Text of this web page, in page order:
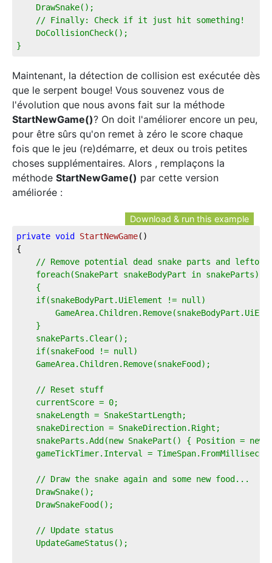
DrawSnake();
// Finally: Check if it just hit something!
DoCollisionCheck();
}
Maintenant, la détection de collision est exécutée dès
que le serpent bouge! Vous souvenez vous de
l'évolution que nous avons fait sur la méthode
StartNewGame()? On doit l'améliorer encore un peu,
pour être sûrs qu'on remet à zéro le score chaque
fois que le jeu (re)démarre, et deux ou trois petites
choses supplémentaires. Alors , remplaçons la
méthode StartNewGame() par cette version
améliorée :
Download & run this example
private void StartNewGame( )
{
// Remove potential dead snake parts and
foreach(SnakePart snakeBodyPart in snakeParts)
{
    if(snakeBodyPart.UiElement != null)
}
snakeParts.Clear();
if(snakeFood != null)
    GameArea.Children.Remove(snakeFood);
// Reset stuff
currentScore = 0;
snakeLength = SnakeStartLength;
snakeDirection = SnakeDirection.Right;
snakeParts.Add(new SnakePart() { Position = new
gameTickTimer.Interval =
// Draw the snake again and some new food...
DrawSnake();
DrawSnakeFood();
// Update status
UpdateGameStatus();